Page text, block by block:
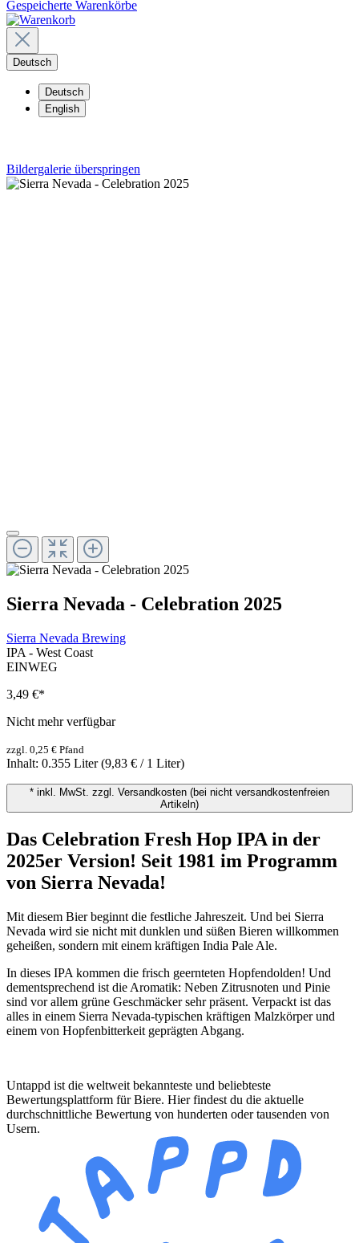
Gespeicherte Warenkörbe
Deutsch
Deutsch
English
Bildergalerie überspringen
Sierra Nevada - Celebration 2025
Sierra Nevada Brewing
IPA - West Coast
EINWEG
3,49 €*
Nicht mehr verfügbar
zzgl. 0,25 € Pfand
Inhalt: 0.355 Liter(9,83 € / 1 Liter)
* inkl. MwSt. zzgl. Versandkosten (bei nicht versandkostenfreien
Artikeln)
Das Celebration Fresh Hop IPA in der
2025er Version! Seit 1981 im Programm
von Sierra Nevada!
Mit diesem Bier beginnt die festliche Jahreszeit. Und bei Sierra
Nevada wird sie nicht mit dunklen und süßen Bieren willkommen
geheißen, sondern mit einem kräftigen India Pale Ale.
In dieses IPA kommen die frisch geernteten Hopfendolden! Und
dementsprechend ist die Aromatik: Neben Zitrusnoten und Pinie
sind vor allem grüne Geschmäcker sehr präsent. Verpackt ist das
alles in einem Sierra Nevada-typischen kräftigen Malzkörper und
einem von Hopfenbitterkeit geprägten Abgang.
Untappd ist die weltweit bekannteste und beliebteste
Bewertungsplattform für Biere. Hier findest du die aktuelle
durchschnittliche Bewertung von hunderten oder tausenden von
Usern.